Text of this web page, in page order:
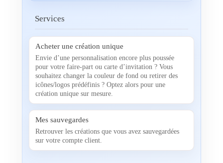
Services
Acheter une création unique
Envie d’une personnalisation encore plus poussée
pour votre faire-part ou carte d’invitation ? Vous
souhaitez changer la couleur de fond ou retirer des
icônes/logos prédéfinis ? Optez alors pour une
création unique sur mesure.
Mes sauvegardes
Retrouver les créations que vous avez sauvegardées
sur votre compte client.